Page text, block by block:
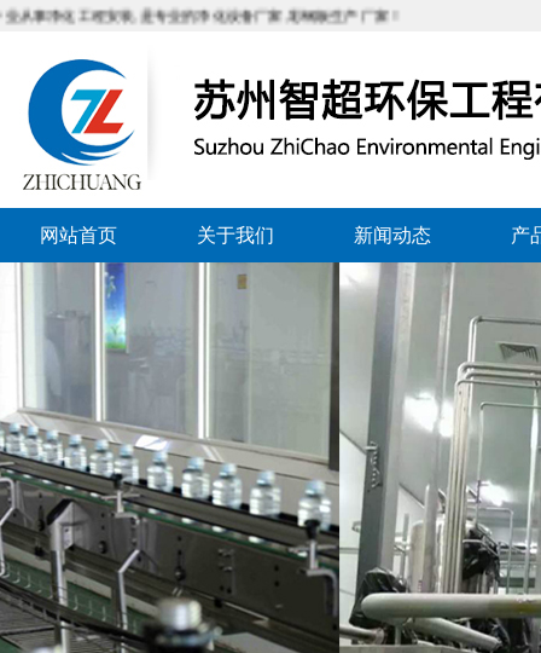
化工程安装,是专业的净化设备厂家,彩钢板生产厂家！
网站首页 关于我们 新闻动态 产